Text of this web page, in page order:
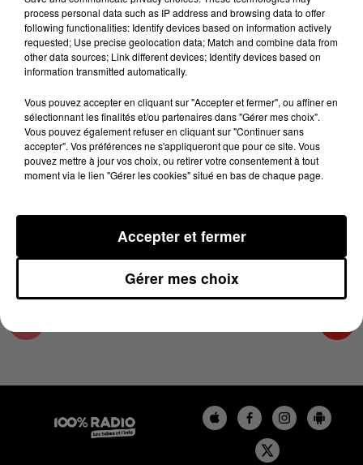
100%
100% Radio les infos de l'Ariege
12 décembre 2023 - 4 min 15 sec
LES INFOS DE L'ARIEGE DU 12/12/2023 À
17H00
Podcasts infos de l'Ariège
process personal data such as IP address and browsing data to offer
following functionalities: Identify devices based on information actively
requested; Use precise geolocation data; Match and combine data from
other data sources; Link different devices; Identify devices based on
information transmitted automatically.
Vous pouvez accepter en cliquant sur "Accepter et fermer", ou affiner en
sélectionnant les finalités et/ou partenaires dans "Gérer mes choix".
Vous pouvez également refuser en cliquant sur "Continuer sans
accepter". Vos préférences ne s'appliqueront que pour ce site. Vous
pouvez mettre à jour vos choix, ou retirer votre consentement à tout
moment via le lien "Gérer les cookies" situé en bas de chaque page.
Gérer mes choix
Accepter et fermer